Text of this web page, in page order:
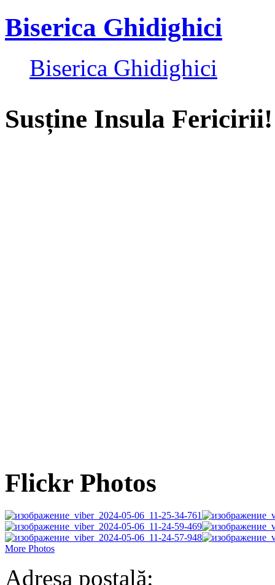
Biserica Ghidighici
Biserica Ghidighici
Susține Insula Fericirii!
Flickr Photos
More Photos
Adresa poștală: